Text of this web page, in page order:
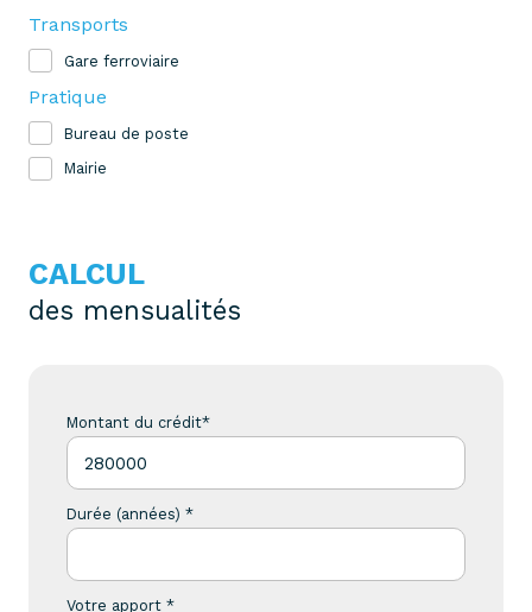
Transports
Gare ferroviaire
Pratique
Bureau de poste
Mairie
CALCUL
des mensualités
Montant du crédit*
Durée (années) *
Votre apport *